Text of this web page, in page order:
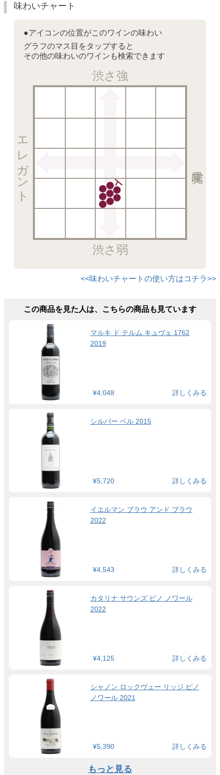
味わいチャート
●アイコンの位置がこのワインの味わい
グラフのマス目をタップすると
その他の味わいのワインも検索できます
渋さ強
渋さ弱
エレガント
<<味わいチャートの使い方はコチラ>>
この商品を見た人は、こちらの商品も見ています
マルキ ド テルム キュヴェ 1762
2019
¥4,048 詳しくみる
シルバー ベル 2015
¥5,720 詳しくみる
イエルマン ブラウ アンド ブラウ
2022
¥4,543 詳しくみる
カタリナ サウンズ ピノ ノワール
2022
¥4,125 詳しくみる
シャノン ロックヴュー リッジ ピノ
ノワール 2021
¥5,390 詳しくみる
もっと見る